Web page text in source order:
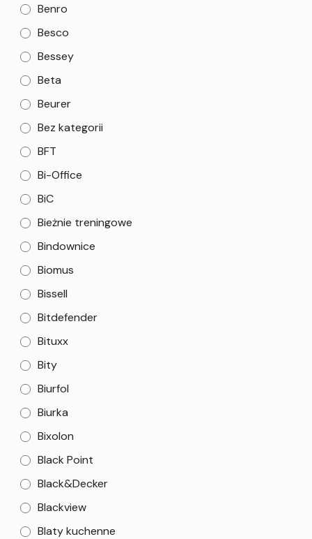
Benro
Besco
Bessey
Beta
Beurer
Bez kategorii
BFT
Bi-Office
BiC
Bieżnie treningowe
Bindownice
Biomus
Bissell
Bitdefender
Bituxx
Bity
Biurfol
Biurka
Bixolon
Black Point
Black&Decker
Blackview
Blaty kuchenne